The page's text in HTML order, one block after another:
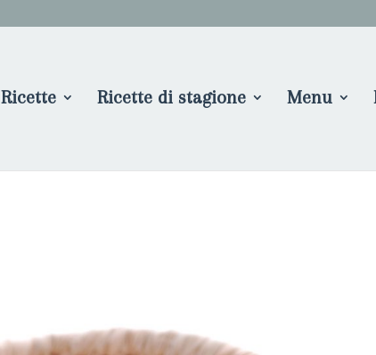
Ricette Ricette di stagione Menu